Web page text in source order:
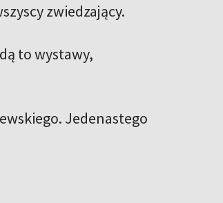
zwiedzający.
to wystawy,
Jedenastego